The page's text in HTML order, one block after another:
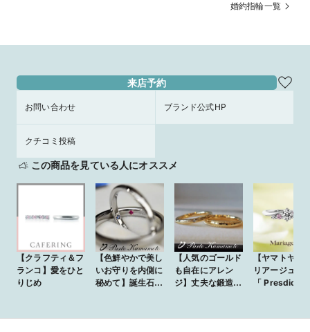
婚約指輪一覧
来店予約
お問い合わせ ブランド公式HP
クチコミ投稿
この商品を見ている人にオススメ
【クラフティ＆フ
ランコ】愛をひと
りじめ
【色鮮やかで美し
いお守りを内側に
秘めて】誕生石な
なリングに
【人気のゴールド
も自在にアレン
ジ】丈夫な鍛造ス
【ヤマトヤ】
リアージュエ
「 Presdici
レンジ